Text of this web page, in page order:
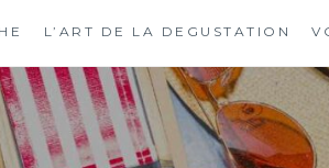
L’ART DE LA DEGUSTATION